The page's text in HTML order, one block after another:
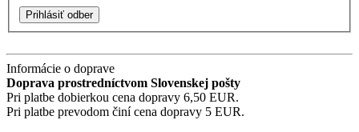
Prihlásiť odber
Informácie o doprave
Doprava prostredníctvom Slovenskej pošty
Pri platbe dobierkou cena dopravy 6,50 EUR.
Pri platbe prevodom činí cena dopravy 5 EUR.